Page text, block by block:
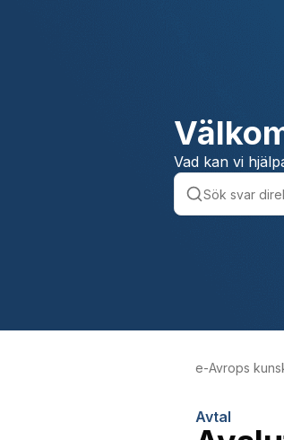
Vad kan vi
e-Avrops
Avtal